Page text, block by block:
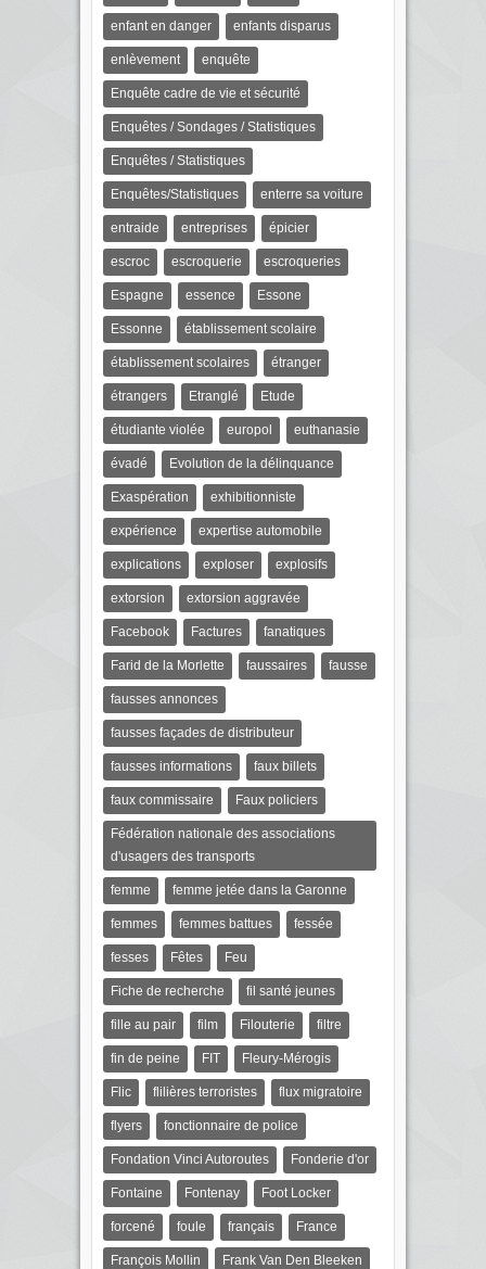
enfant en danger enfants disparus
enlèvement enquête
Enquête cadre de vie et sécurité
Enquêtes / Sondages / Statistiques
Enquêtes / Statistiques
Enquêtes/Statistiques enterre sa voiture
entraide entreprises épicier
escroc escroquerie escroqueries
Espagne essence Essone
Essonne établissement scolaire
établissement scolaires étranger
étrangers Etranglé Etude
étudiante violée europol euthanasie
évadé Evolution de la délinquance
Exaspération exhibitionniste
expérience expertise automobile
explications exploser explosifs
extorsion extorsion aggravée
Facebook Factures fanatiques
Farid de la Morlette faussaires fausse
fausses annonces
fausses façades de distributeur
fausses informations faux billets
faux commissaire Faux policiers
Fédération nationale des associations
d'usagers des transports
femme femme jetée dans la Garonne
femmes femmes battues fessée
fesses Fêtes Feu
Fiche de recherche fil santé jeunes
fille au pair film Filouterie filtre
fin de peine FIT Fleury-Mérogis
Flic flilières terroristes flux migratoire
flyers fonctionnaire de police
Fondation Vinci Autoroutes Fonderie d'or
Fontaine Fontenay Foot Locker
forcené foule français France
François Mollin Frank Van Den Bleeken